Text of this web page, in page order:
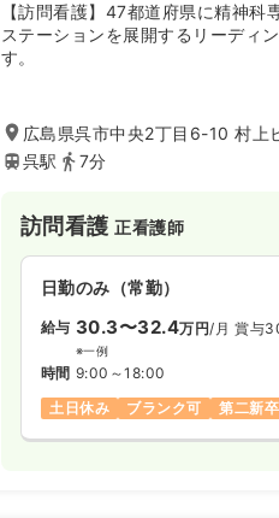
【訪問看護】47都道府県に精神科
ステーションを展開するリーディ
す。
広島県呉市中央2丁目6-10 村上
呉駅
7分
訪問看護正看護師
日勤のみ（常勤）
給与 30.3〜32.4万円/月 賞与
※一例
時間 9:00～18:00
土日休み
ブランク可 第二新